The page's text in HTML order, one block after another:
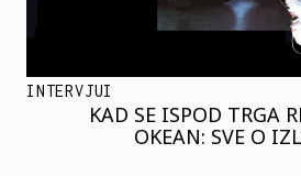
INTERVJUI
KAD SE ISPOD TRGA
OKEAN: SVE O